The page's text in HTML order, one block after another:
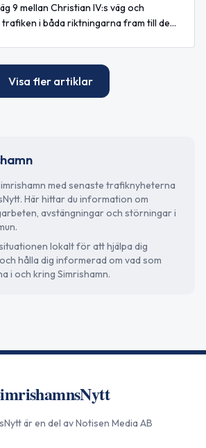
9 mellan Christian IV:s väg och
i båda riktningarna fram till den
Visa fler artiklar
med senaste trafiknyheterna
Här hittar du information om
avstängningar och störningar i
lokalt för att hjälpa dig
hålla dig informerad om vad som
i och kring Simrishamn.
är en del av Notisen Media AB